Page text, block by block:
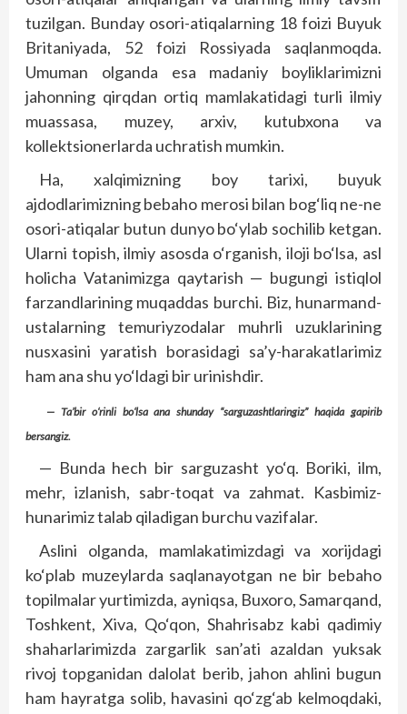
tuzilgan. Bunday osori-atiqalarning 18 foizi Buyuk
Britaniyada, 52 foizi Rossiyada saqlanmoqda.
Umuman olganda esa madaniy boyliklarimizni
jahonning qirqdan ortiq mamlakatidagi turli ilmiy
muassasa, muzey, arxiv, kutubxona va
kollektsionerlarda uchratish mumkin.
Ha, xalqimizning boy tarixi, buyuk
ajdodlarimizning bebaho merosi bilan bog‘liq ne-ne
osori-atiqalar butun dunyo bo‘ylab sochilib ketgan.
Ularni topish, ilmiy asosda o‘rganish, iloji bo‘lsa, asl
holicha Vatanimizga qaytarish — bugungi istiqlol
farzandlarining muqaddas burchi. Biz, hunarmand-
ustalarning temuriyzodalar muhrli uzuklarining
nusxasini yaratish borasidagi sa’y-harakatlarimiz
ham ana shu yo‘ldagi bir urinishdir.
— Ta’bir o‘rinli bo‘lsa ana shunday “sarguzashtlaringiz” haqida gapirib
bersangiz.
— Bunda hech bir sarguzasht yo‘q. Boriki, ilm,
mehr, izlanish, sabr-toqat va zahmat. Kasbimiz-
hunarimiz talab qiladigan burchu vazifalar.
Aslini olganda, mamlakatimizdagi va xorijdagi
ko‘plab muzeylarda saqlanayotgan ne bir bebaho
topilmalar yurtimizda, ayniqsa, Buxoro, Samarqand,
Toshkent, Xiva, Qo‘qon, Shahrisabz kabi qadimiy
shaharlarimizda zargarlik san’ati azaldan yuksak
rivoj topganidan dalolat berib, jahon ahlini bugun
ham hayratga solib, havasini qo‘zg‘ab kelmoqdaki,